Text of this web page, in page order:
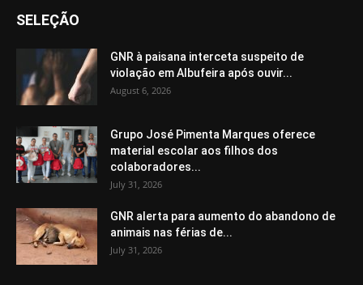
SELEÇÃO
GNR à paisana interceta suspeito de
violação em Albufeira após ouvir...
August 6, 2026
Grupo José Pimenta Marques oferece
material escolar aos filhos dos
colaboradores...
July 31, 2026
GNR alerta para aumento do abandono de
animais nas férias de...
July 31, 2026